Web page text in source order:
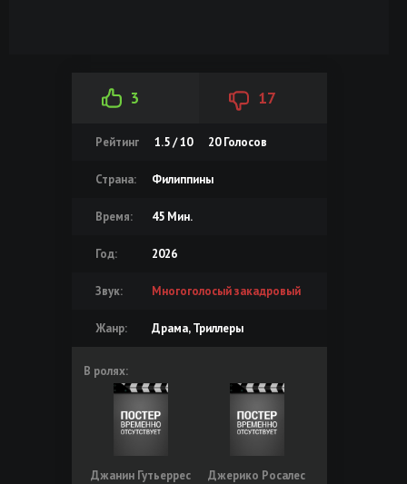
3 17
Рейтинг 1.5 / 10 20Голосов
Страна: Филиппины
Время: 45 Мин.
Год: 2026
Звук: Многоголосый закадровый
Жанр: Драма, Триллеры
В ролях:
Джанин Гутьеррес Джерико Росалес